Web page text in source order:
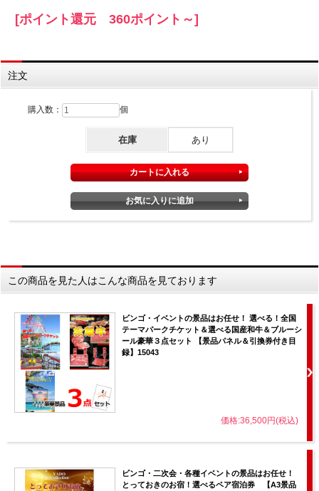
[ポイント還元 360ポイント～]
注文
購入数： 個
在庫 あり
この商品を見た人はこんな商品を見ております
ビンゴ・イベントの景品はお任せ！ 選べる！全国
テーマパークチケット＆選べる国産和牛＆ブルーシ
ール豪華３点セット 【景品パネル＆引換券付き目
録】15043
価格:36,500円(税込)
ビンゴ・二次会・各種イベントの景品はお任せ！
とっておきのお宿！選べるペア宿泊券 【A3景品